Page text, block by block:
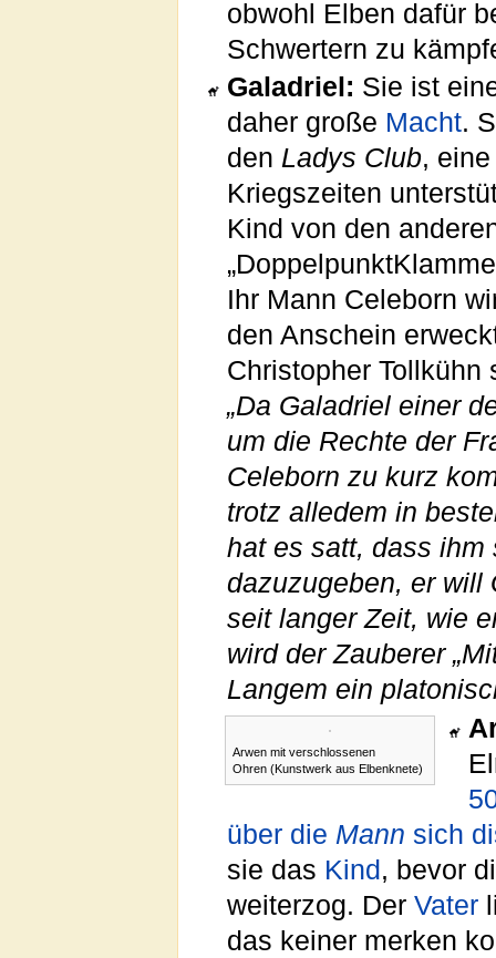
obwohl Elben dafür
Schwertern zu
Galadriel: Sie ist
daher große Macht.
den Ladys Club,
Kriegszeiten
Kind von den
Ihr Mann Celeborn
den Anschein
Christopher Tollkühn
„Da Galadriel einer
um die Rechte der
Celeborn zu kurz
trotz alledem in
hat es satt, dass
dazuzugeben, er will
seit langer Zeit, wie
wird der Zauberer
Langem ein
Arwen mit verschlossenen
Ohren (Kunstwerk aus Elbenknete)
über dieMann sich
sie das Kind, bevor
weiterzog. DerVater
das keiner merken